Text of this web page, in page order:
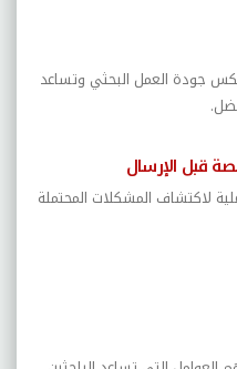
جودة العمل البحثي وتساعد
لاكتشاف المشكلات المحتملة